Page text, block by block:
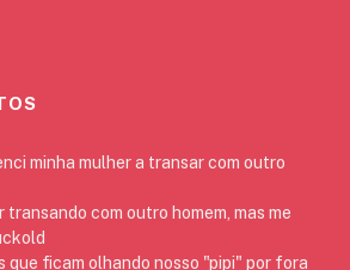
minha mulher a transar com outro
transando com outro homem, mas me
que ficam olhando nosso "pipi" por fora